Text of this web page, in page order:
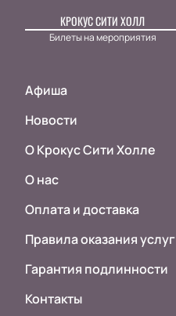
КРОКУС СИТИ ХОЛЛ
Билеты на мероприятия
Афиша
Новости
О Крокус Сити Холле
О нас
Оплата и доставка
Правила оказания услуг
Гарантия подлинности
Контакты